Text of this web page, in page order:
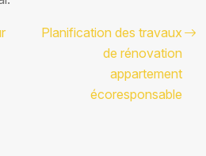
Planification des travaux
de rénovation
appartement
écoresponsable